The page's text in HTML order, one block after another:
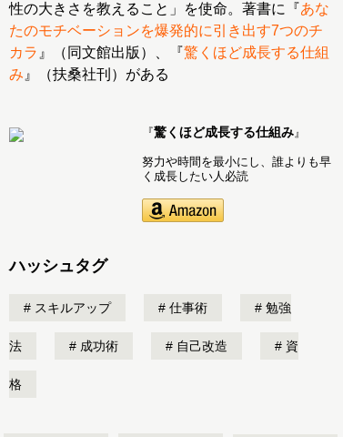
性の大きさを教えること」を使命。著書に『あな
たのモチベーションを爆発的に引き出す7つのチ
カラ 』（同文館出版）、『驚くほど成長する仕組
み 』（扶桑社刊）がある
『驚くほど成長する仕組み』
努力や時間を最小にし、誰よりも早
く成長したい人必読
ハッシュタグ
スキルアップ 仕事術 勉強
法 成功術 自己改造 資
格